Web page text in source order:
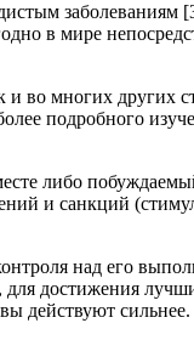
заболеваниям
в мире
во многих других
подробного
либо
и санкций
над его
достижения
действуют сильнее.